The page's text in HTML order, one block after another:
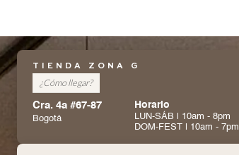
TIENDA ZONA G
¿Cómo llegar?
Cra. 4a #67-87
Bogotá
Horario
LUN-SÁB | 10am - 8pm
DOM-FEST | 10am - 7pm